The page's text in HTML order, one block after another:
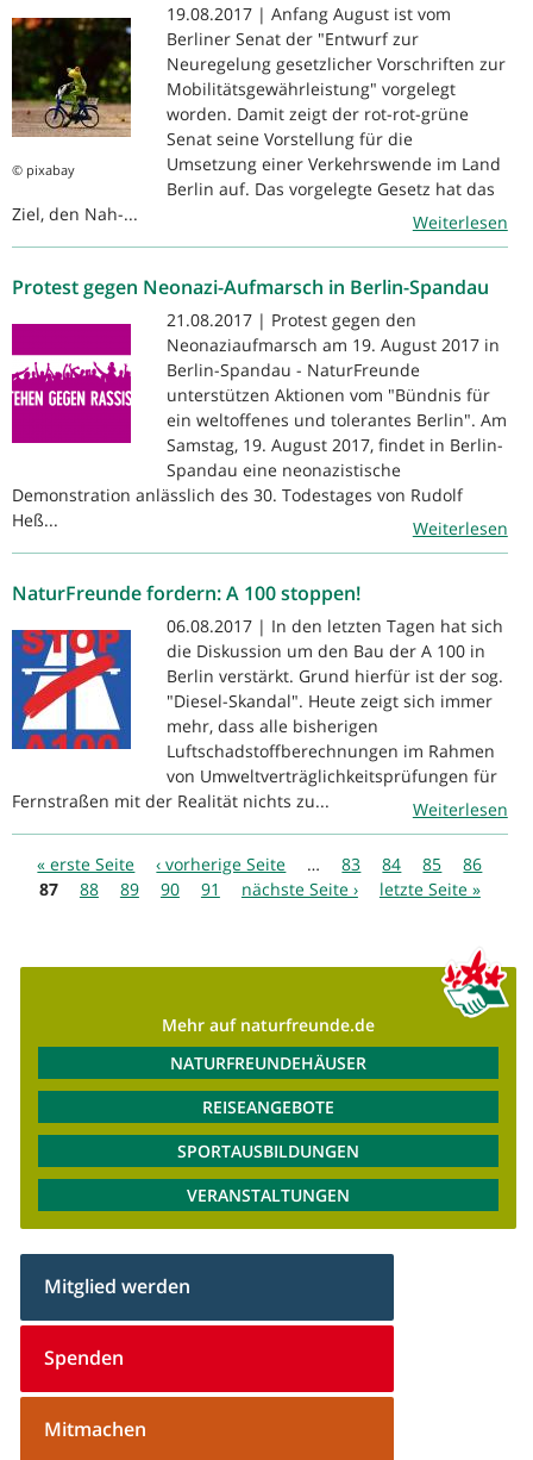
© pixabay
19.08.2017 | Anfang August ist vom
Berliner Senat der "Entwurf zur
Neuregelung gesetzlicher Vorschriften zur
Mobilitätsgewährleistung" vorgelegt
worden. Damit zeigt der rot-rot-grüne
Senat seine Vorstellung für die
Umsetzung einer Verkehrswende im Land
Berlin auf. Das vorgelegte Gesetz hat das
Ziel, den Nah-...
Weiterlesen
Protest gegen Neonazi-Aufmarsch in Berlin-Spandau
21.08.2017 | Protest gegen den
Neonaziaufmarsch am 19. August 2017 in
Berlin-Spandau - NaturFreunde
unterstützen Aktionen vom "Bündnis für
ein weltoffenes und tolerantes Berlin". Am
Samstag, 19. August 2017, findet in Berlin-
Spandau eine neonazistische
Demonstration anlässlich des 30. Todestages von Rudolf
Heß...
Weiterlesen
NaturFreunde fordern: A 100 stoppen!
06.08.2017 | In den letzten Tagen hat sich
die Diskussion um den Bau der A 100 in
Berlin verstärkt. Grund hierfür ist der sog.
"Diesel-Skandal". Heute zeigt sich immer
mehr, dass alle bisherigen
Luftschadstoffberechnungen im Rahmen
von Umweltverträglichkeitsprüfungen für
Fernstraßen mit der Realität nichts zu...
Weiterlesen
Seiten
« erste Seite ‹ vorherige Seite … 83 84 85
86
87
88 89 90 91 nächste Seite › letzte Seite »
Mehr auf naturfreunde.de
NATURFREUNDEHÄUSER
REISEANGEBOTE
SPORTAUSBILDUNGEN
VERANSTALTUNGEN
Mitglied werden
Spenden
Mitmachen